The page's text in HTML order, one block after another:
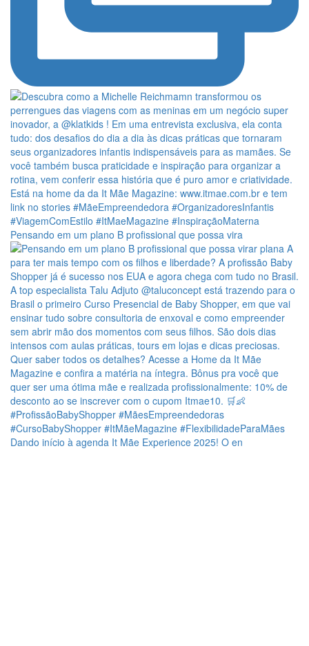
Pensando em um plano B profissional que possa vira
Dando início à agenda It Mãe Experience 2025! O en